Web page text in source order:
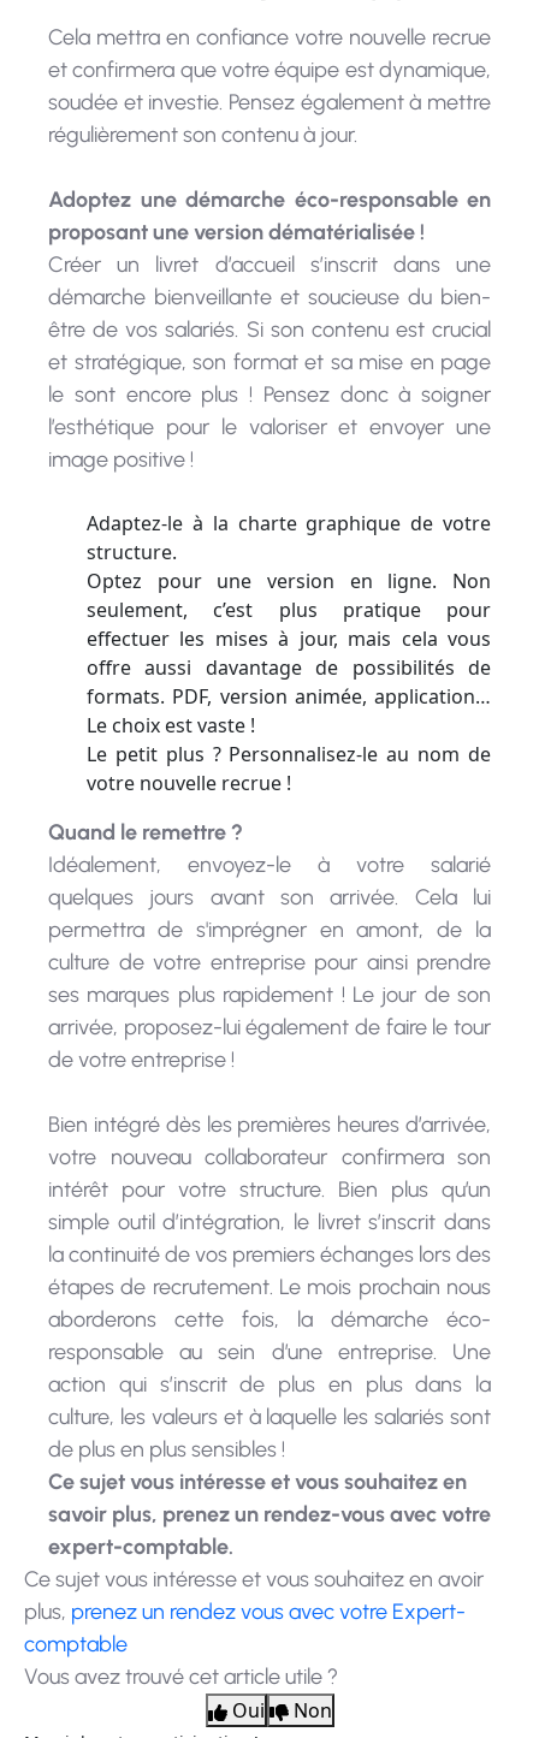
et confirmera que votre équipe est dynamique,
soudée et investie. Pensez également à mettre
régulièrement son contenu à jour.
proposant une version dématérialisée !
Créer un livret d’accueil s’inscrit dans une
démarche bienveillante et soucieuse du bien-
être de vos salariés. Si son contenu est crucial
et stratégique, son format et sa mise en page
le sont encore plus ! Pensez donc à soigner
l’esthétique pour le valoriser et envoyer une
image positive !
structure.
Optez pour une version en ligne. Non
seulement, c’est plus pratique pour
effectuer les mises à jour, mais cela vous
offre aussi davantage de possibilités de
formats. PDF, version animée, application…
Le choix est vaste !
Le petit plus ? Personnalisez-le au nom de
votre nouvelle recrue !
Idéalement, envoyez-le à votre salarié
quelques jours avant son arrivée. Cela lui
permettra de s'imprégner en amont, de la
culture de votre entreprise pour ainsi prendre
ses marques plus rapidement ! Le jour de son
arrivée, proposez-lui également de faire le tour
de votre entreprise !
votre nouveau collaborateur confirmera son
intérêt pour votre structure. Bien plus qu’un
simple outil d’intégration, le livret s’inscrit dans
la continuité de vos premiers échanges lors des
étapes de recrutement. Le mois prochain nous
aborderons cette fois, la démarche éco-
responsable au sein d’une entreprise. Une
action qui s’inscrit de plus en plus dans la
culture, les valeurs et à laquelle les salariés sont
de plus en plus sensibles !
Ce sujet vous intéresse et vous souhaitez en
savoir plus, prenez un rendez-vous avec votre
expert-comptable.
Ce sujet vous intéresse et vous souhaitez en avoir
plus,prenez un rendez vous avec votre Expert-
comptable
Vous avez trouvé cet article utile ?
Oui
Non
Merci de votre participation !